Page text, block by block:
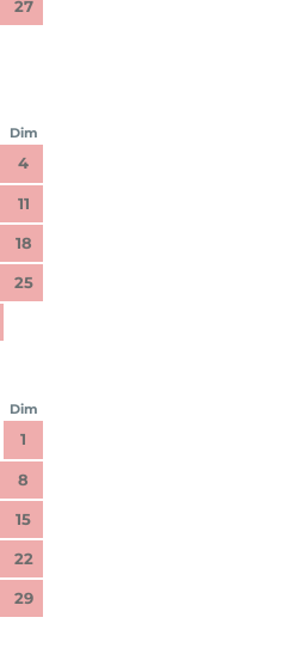
27
Dim
4
11
18
25
Dim
1
8
15
22
29